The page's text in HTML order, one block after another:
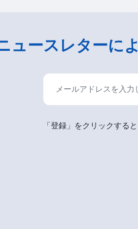
ュースレターに
「登録」をクリックする